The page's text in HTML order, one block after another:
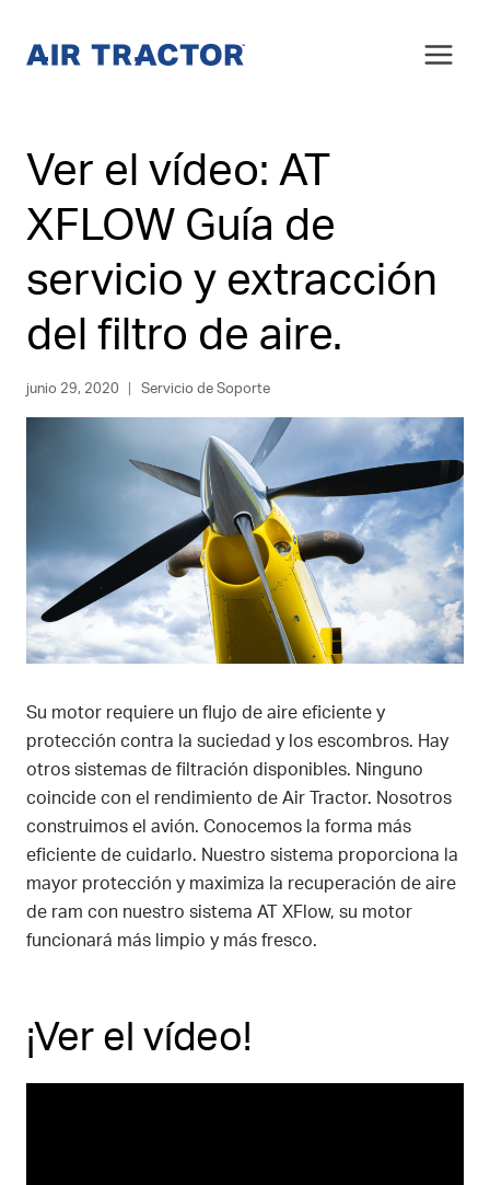
Contenido
Ver el vídeo: AT
XFLOW Guía de
servicio y extracción
del filtro de aire.
junio 29, 2020 Servicio de Soporte
Su motor requiere un flujo de aire eficiente y
protección contra la suciedad y los escombros. Hay
otros sistemas de filtración disponibles. Ninguno
coincide con el rendimiento de Air Tractor. Nosotros
construimos el avión. Conocemos la forma más
eficiente de cuidarlo. Nuestro sistema proporciona la
mayor protección y maximiza la recuperación de aire
de ram con nuestro sistema AT XFlow, su motor
funcionará más limpio y más fresco.
¡Ver el vídeo!